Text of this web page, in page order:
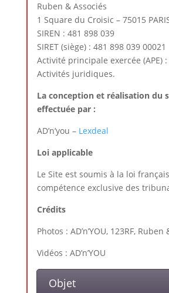
Ruben & Associés
1 Square du Croisic – 75015
SIREN : 481 898 039
SIRET (siège) : 481 898 039 00021
Activité principale exercée (APE) :
Activités juridiques.
La conception et réalisation du
effectuée par :
AD’n’you – Lexdeal
Loi applicable
Le Site est soumis à la loi
compétence exclusive des
Crédits
Photos : AD’n’YOU, 123RF,
Vidéos : AD’n’YOU
Objet